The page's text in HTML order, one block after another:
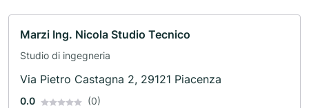
Marzi Ing. Nicola Studio Tecnico
Studio di ingegneria
Via Pietro Castagna 2, 29121 Piacenza
0.0 (0)